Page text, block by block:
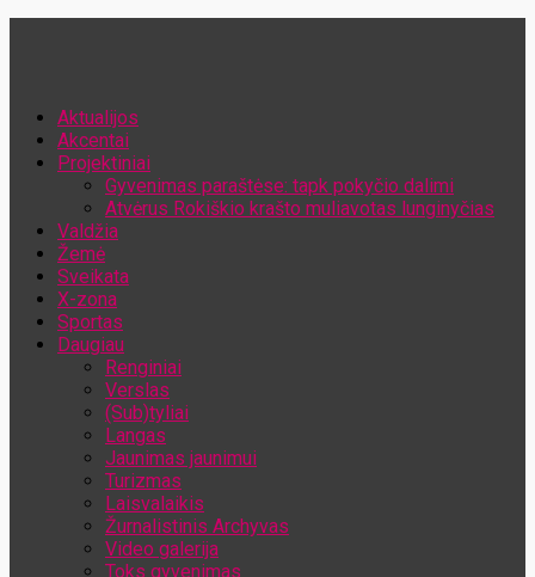
Aktualijos
Akcentai
Projektiniai
Gyvenimas paraštėse: tapk pokyčio dalimi
Atvėrus Rokiškio krašto muliavotas lunginyčias
Valdžia
Žemė
Sveikata
X-zona
Sportas
Daugiau
Renginiai
Verslas
(Sub)tyliai
Langas
Jaunimas jaunimui
Turizmas
Laisvalaikis
Žurnalistinis Archyvas
Video galerija
Toks gyvenimas